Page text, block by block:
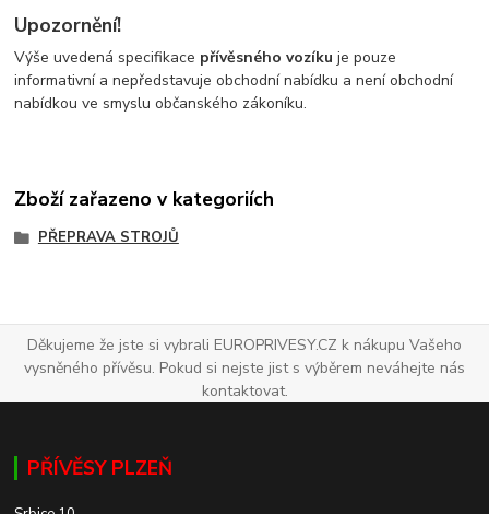
Upozornění!
Výše uvedená specifikace přívěsného vozíku je pouze
informativní a nepředstavuje obchodní nabídku a není obchodní
nabídkou ve smyslu občanského zákoníku.
Zboží zařazeno v kategoriích
PŘEPRAVA STROJŮ
Děkujeme že jste si vybrali EUROPRIVESY.CZ k nákupu Vašeho
vysněného přívěsu. Pokud si nejste jist s výběrem neváhejte nás
kontaktovat.
PŘÍVĚSY PLZEŇ